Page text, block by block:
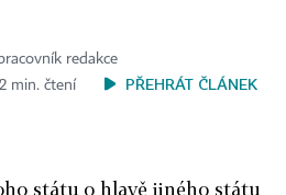
redakce
min. čtení
PŘEHRÁT ČLÁNEK
státu o hlavě jiného státu